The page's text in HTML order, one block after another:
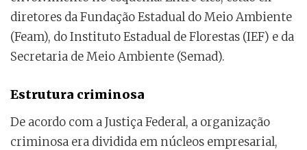
diretores da Fundação Estadual do Meio Ambiente
(Feam), do Instituto Estadual de Florestas (IEF) e da
Secretaria de Meio Ambiente (Semad).
Estrutura criminosa
De acordo com a Justiça Federal, a organização
criminosa era dividida em núcleos empresarial,